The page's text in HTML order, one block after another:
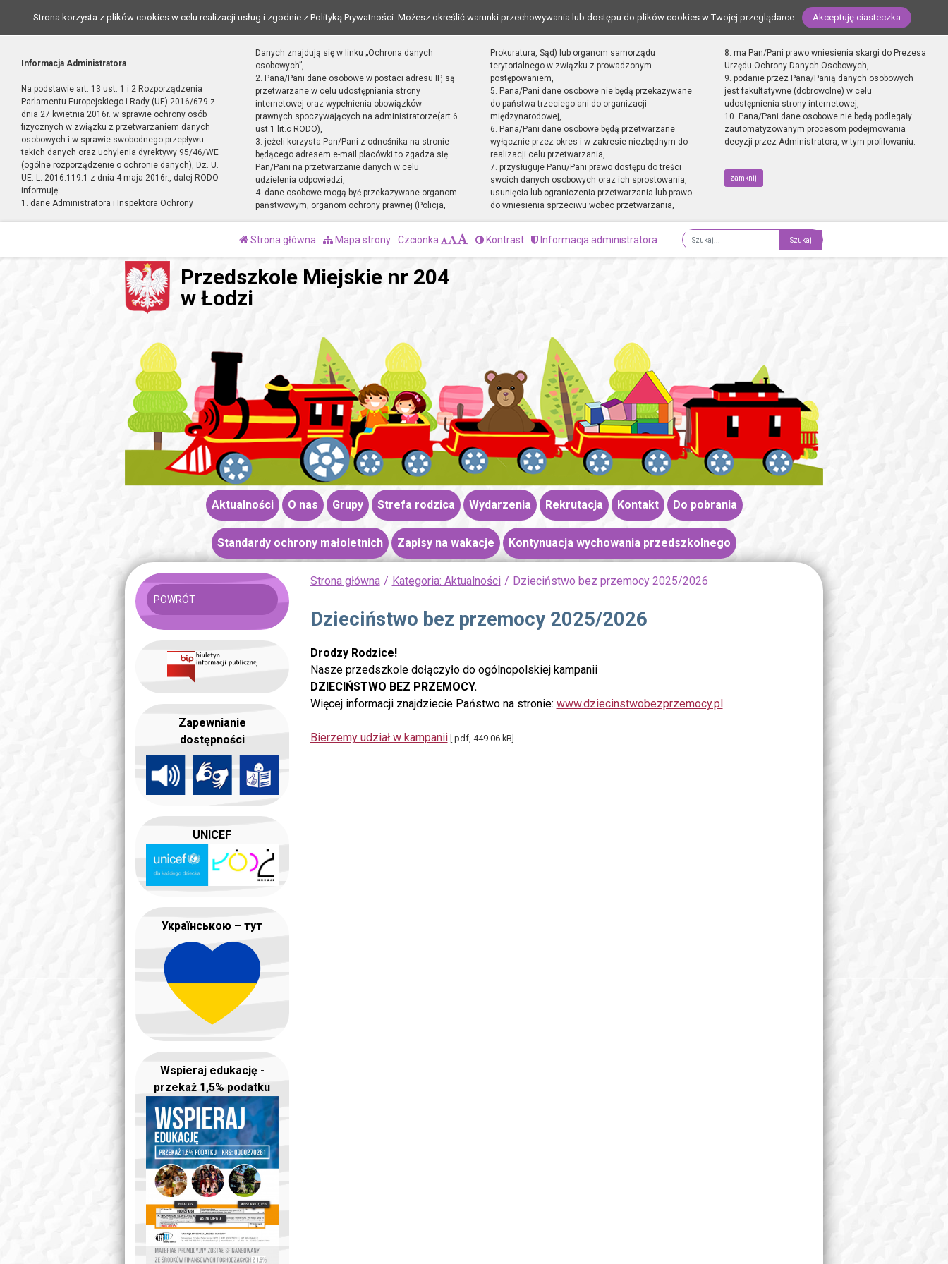
Strona korzysta z plików cookies w celu realizacji usług i zgodnie z Polityką Prywatności. Możesz określić warunki przechowywania lub dostępu do plików cookies w Twojej przeglądarce. Akceptuję ciasteczka
Informacja Administratora
Na podstawie art. 13 ust. 1 i 2 Rozporządzenia
Parlamentu Europejskiego i Rady (UE) 2016/679 z
dnia 27 kwietnia 2016r. w sprawie ochrony osób
fizycznych w związku z przetwarzaniem danych
osobowych i w sprawie swobodnego przepływu
takich danych oraz uchylenia dyrektywy 95/46/WE
(ogólne rozporządzenie o ochronie danych), Dz. U.
UE. L. 2016.119.1 z dnia 4 maja 2016r., dalej RODO
informuję:
1. dane Administratora i Inspektora Ochrony
Danych znajdują się w linku „Ochrona danych
osobowych”,
2. Pana/Pani dane osobowe w postaci adresu IP, są
przetwarzane w celu udostępniania strony
internetowej oraz wypełnienia obowiązków
prawnych spoczywających na administratorze(art.6
ust.1 lit.c RODO),
3. jeżeli korzysta Pan/Pani z odnośnika na stronie
będącego adresem e-mail placówki to zgadza się
Pan/Pani na przetwarzanie danych w celu
udzielenia odpowiedzi,
4. dane osobowe mogą być przekazywane organom
państwowym, organom ochrony prawnej (Policja,
Prokuratura, Sąd) lub organom samorządu
terytorialnego w związku z prowadzonym
postępowaniem,
5. Pana/Pani dane osobowe nie będą przekazywane
do państwa trzeciego ani do organizacji
międzynarodowej,
6. Pana/Pani dane osobowe będą przetwarzane
wyłącznie przez okres i w zakresie niezbędnym do
realizacji celu przetwarzania,
7. przysługuje Panu/Pani prawo dostępu do treści
swoich danych osobowych oraz ich sprostowania,
usunięcia lub ograniczenia przetwarzania lub prawo
do wniesienia sprzeciwu wobec przetwarzania,
8. ma Pan/Pani prawo wniesienia skargi do Prezesa
Urzędu Ochrony Danych Osobowych,
9. podanie przez Pana/Panią danych osobowych
jest fakultatywne (dobrowolne) w celu
udostępnienia strony internetowej,
10. Pana/Pani dane osobowe nie będą podlegały
zautomatyzowanym procesom podejmowania
decyzji przez Administratora, w tym profilowaniu.
zamknij
Strona główna Mapa strony Czcionka Kontrast Informacja administratora
Fraza
Przedszkole Miejskie nr 204
w Łodzi
Aktualności O nas Grupy Strefa rodzica Wydarzenia Rekrutacja Kontakt Do pobrania
Standardy ochrony małoletnich Zapisy na wakacje Kontynuacja wychowania przedszkolnego
Strona główna Kategoria: Aktualności Dzieciństwo bez przemocy 2025/2026
Dzieciństwo bez przemocy 2025/2026
Drodzy Rodzice!
Nasze przedszkole dołączyło do ogólnopolskiej kampanii
DZIECIŃSTWO BEZ PRZEMOCY.
Więcej informacji znajdziecie Państwo na stronie: www.dziecinstwobezprzemocy.pl
Bierzemy udział w kampanii[.pdf, 449.06 kB]
POWRÓT
Zapewnianie
dostępności
UNICEF
Українською – тут
Wspieraj edukację -
przekaż 1,5% podatku